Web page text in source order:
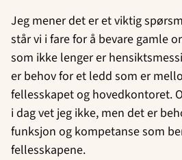
Jeg mener det er et viktig
står vi i fare for å bevare gamle
som ikke lenger er
er behov for et ledd som er
fellesskapet og hovedkontoret.
i dag vet jeg ikke, men det er
funksjon og kompetanse som
fellesskapene.